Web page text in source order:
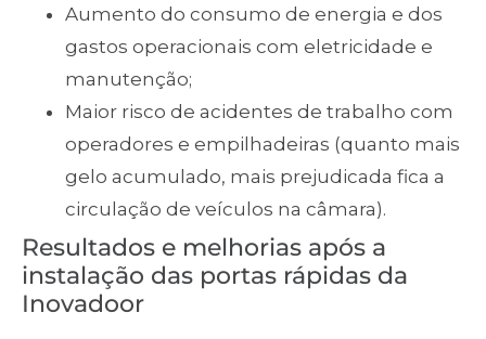
Aumento do consumo de energia e dos
gastos operacionais com eletricidade e
manutenção;
Maior risco de acidentes de trabalho com
operadores e empilhadeiras (quanto mais
gelo acumulado, mais prejudicada fica a
circulação de veículos na câmara).
Resultados e melhorias após a
instalação das portas rápidas da
Inovadoor